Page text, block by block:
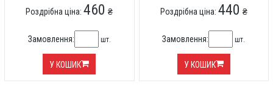
Роздрібна ціна:460 ₴
Замовлення: шт.
У КОШИК
Роздрібна ціна: 440 ₴
Замовлення: шт.
У КОШИК